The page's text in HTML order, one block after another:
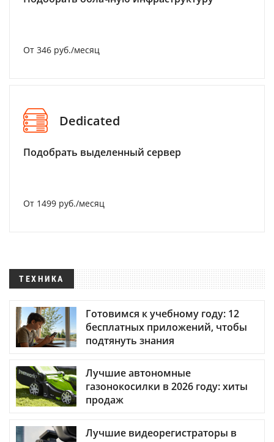
От 346 руб./месяц
Dedicated
Подобрать выделенный сервер
От 1499 руб./месяц
ТЕХНИКА
Готовимся к учебному году: 12
бесплатных приложений, чтобы
подтянуть знания
Лучшие автономные
газонокосилки в 2026 году: хиты
продаж
Лучшие видеорегистраторы в